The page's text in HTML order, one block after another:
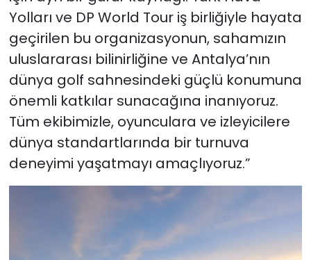
Yolları ve DP World Tour iş birliğiyle hayata
geçirilen bu organizasyonun, sahamızın
uluslararası bilinirliğine ve Antalya’nın
dünya golf sahnesindeki güçlü konumuna
önemli katkılar sunacağına inanıyoruz.
Tüm ekibimizle, oyunculara ve izleyicilere
dünya standartlarında bir turnuva
deneyimi yaşatmayı amaçlıyoruz.”